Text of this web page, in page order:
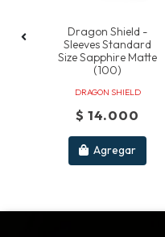
Dragon Shield -
Sleeves Standard
Size Sapphire Matte
(100)
DRAGON SHIELD
$ 14.000
Agregar